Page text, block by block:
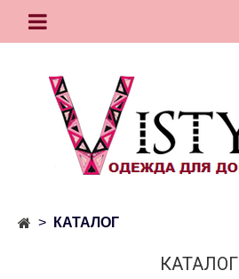
КАТАЛОГ
КАТАЛОГ